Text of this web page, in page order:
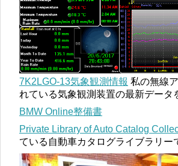
7K2LGO-13気象観測情報 私の無線
れている気象観測装置の最新データ
BMW Online整備書
Private Library of Auto Catalog
ている自動車カタログライブラリー